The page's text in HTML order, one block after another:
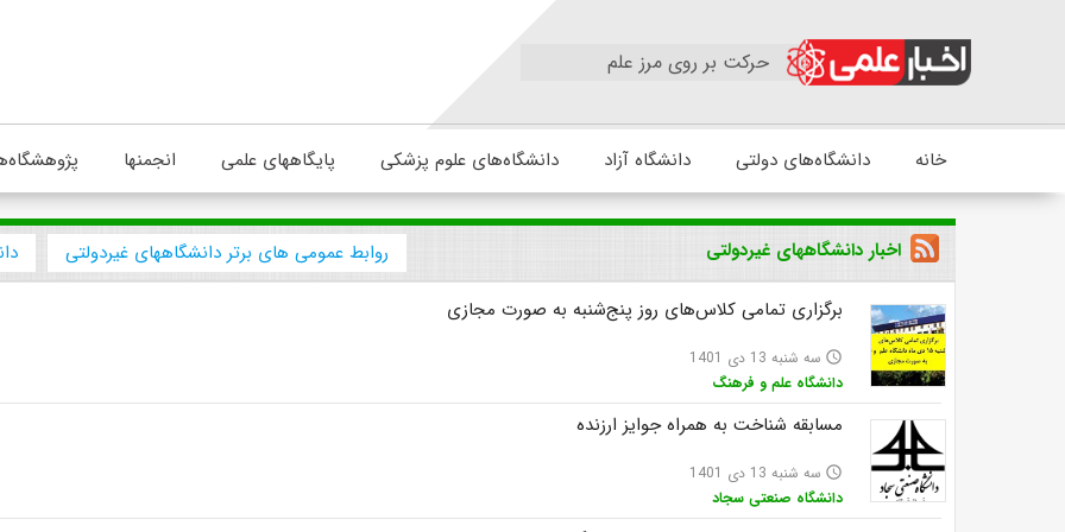
حرکت بر روی مرز علم
خانه دانشگاه‌های دولتی دانشگاه آزاد دانشگاه‌های علوم پزشکی پایگاههای علمی انجمنها
اخبار دانشگاههای غیردولتی
روابط عمومی های برتر دانشگاههای غیردولتی
برگزاری تمامی کلاس‌های روز پنج‌شنبه به صورت مجازی
access_time سه شنبه 13 دی 1401
دانشگاه علم و فرهنگ
مسابقه شناخت به همراه جوایز ارزنده
access_time سه شنبه 13 دی 1401
دانشگاه صنعتی سجاد